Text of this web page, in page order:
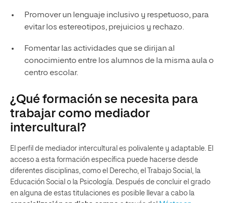
Promover un lenguaje inclusivo y respetuoso, para
evitar los estereotipos, prejuicios y rechazo.
Fomentar las actividades que se dirijan al
conocimiento entre los alumnos de la misma aula o
centro escolar.
¿Qué formación se necesita para
trabajar como mediador
intercultural?
El perfil de mediador intercultural es polivalente y adaptable. El
acceso a esta formación específica puede hacerse desde
diferentes disciplinas, como el Derecho, el Trabajo Social, la
Educación Social o la Psicología. Después de concluir el grado
en alguna de estas titulaciones es posible llevar a cabo la